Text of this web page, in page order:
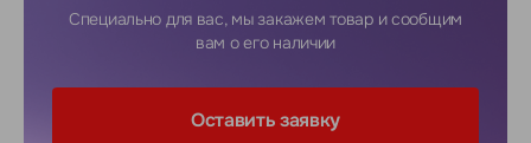
Специально для вас, мы закажем товар и сообщим
вам о его наличии
Оставить заявку